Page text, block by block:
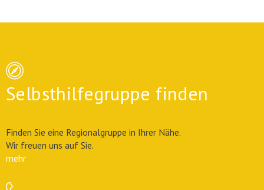
Selbsthilfegruppe finden
Finden Sie eine Regionalgruppe in Ihrer Nähe.
Wir freuen uns auf Sie.
mehr